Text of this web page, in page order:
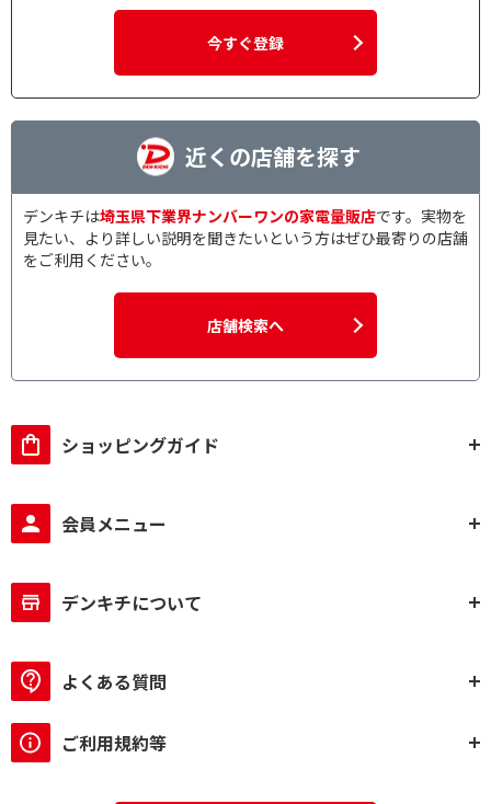
回転刃
洗浄方式で絞り込む
自動洗浄 水洗い対応
駆動方式で絞り込む
往復式 回転式
スチーマー美顔器
超音波美顔器
EMS美顔器
海外対応で絞り込む
脱毛方式で絞り込む
有
カートリッジ交換で絞り込む
今すぐ登録
近くの店舗を探す
デンキチは埼玉県下業界ナンバーワンの家電量販店です。実物を
見たい、より詳しい説明を聞きたいという方はぜひ最寄りの店舗
をご利用ください。
店舗検索へ
ショッピングガイド
会員メニュー
デンキチについて
よくある質問
ご利用規約等